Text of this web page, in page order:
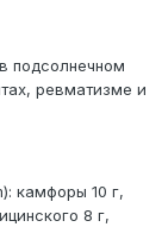
подсолнечном
ревматизме и
камфоры 10 г,
8 г,